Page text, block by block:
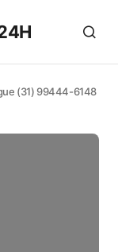
(31) 99444-6148